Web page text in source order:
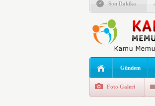
Son Dakika
Gündem
Foto Galeri